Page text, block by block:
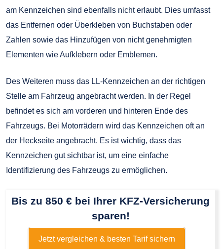
am Kennzeichen sind ebenfalls nicht erlaubt. Dies umfasst
das Entfernen oder Überkleben von Buchstaben oder
Zahlen sowie das Hinzufügen von nicht genehmigten
Elementen wie Aufklebern oder Emblemen.
Des Weiteren muss das LL-Kennzeichen an der richtigen
Stelle am Fahrzeug angebracht werden. In der Regel
befindet es sich am vorderen und hinteren Ende des
Fahrzeugs. Bei Motorrädern wird das Kennzeichen oft an
der Heckseite angebracht. Es ist wichtig, dass das
Kennzeichen gut sichtbar ist, um eine einfache
Identifizierung des Fahrzeugs zu ermöglichen.
Bis zu 850 € bei Ihrer KFZ-Versicherung
sparen!
Jetzt vergleichen & besten Tarif sichern